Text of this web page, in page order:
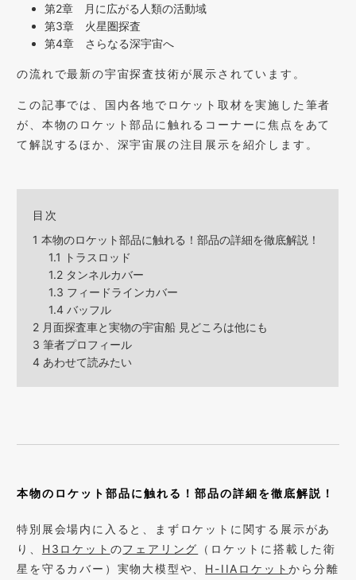
第2章 月に広がる人類の活動域
第3章 火星圏探査
第4章 さらなる深宇宙へ
の流れで最新の宇宙探査技術が展示されています。
この記事では、国内各地でロケット取材を実施した筆者
が、本物のロケット部品に触れるコーナーに焦点をあて
て解説するほか、深宇宙展の注目展示を紹介します。
目次
1 本物のロケット部品に触れる！部品の詳細を徹底解説！
1.1
トラスロッド
1.2 タンネルカバー
1.3 フィードラインカバー
1.4 バッフル
2 月面探査車と実物の宇宙船 見どころは他にも
3 筆者プロフィール
4 あわせて読みたい
本物のロケット部品に触れる！部品の詳細を徹底解説！
特別展会場内に入ると、まずロケットに関する展示があ
り、 H3ロケット のフェアリング
（ロケットに搭載した衛
星を守るカバー）実物大模型や、 H-IIAロケットから分離